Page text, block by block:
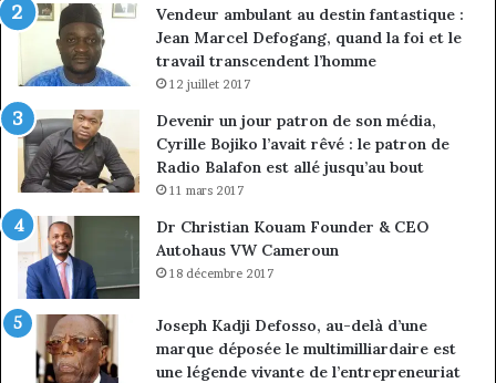
Vendeur ambulant au destin fantastique :
Jean Marcel Defogang, quand la foi et le
travail transcendent l’homme
12 juillet 2017
Devenir un jour patron de son média,
Cyrille Bojiko l’avait rêvé : le patron de
Radio Balafon est allé jusqu’au bout
11 mars 2017
Dr Christian Kouam Founder & CEO
Autohaus VW Cameroun
18 décembre 2017
Joseph Kadji Defosso, au-delà d’une
marque déposée le multimilliardaire est
une légende vivante de l’entrepreneuriat